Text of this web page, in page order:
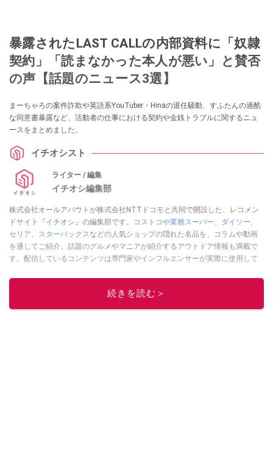
暴露されたLAST CALLの内部資料に「奴隷
契約」「読まなかった本人が悪い」と賛否
の声【話題のニュース3選】
まーちゃろの案件詐欺や英語系YouTuber・Hinaの退任騒動、すふたんの過酷
な同意書暴露など、活動者の仕事における契約や金銭トラブルに関するニュ
ースをまとめました。
イチオシスト
ライター / 編集
イチオシ編集部
株式会社オールアバウトが株式会社NTTドコモと共同で開設した、レコメン
ドサイト『イチオシ』の編集部です。
コストコや業務スーパー、 ダイソー、
セリア、 スターバックスなどの人気ショップの隠れた名品を、コラムや動画
を通してご紹介。話題のグルメやマニアが紹介するアウトドア情報も満載で
す。配信しているコンテンツは専門家やインフルエンサーが実際に使用して
ニュースでフォロー
続きを読む＞